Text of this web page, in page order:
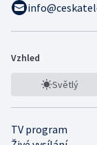
Vzhled
Světlý
TV program